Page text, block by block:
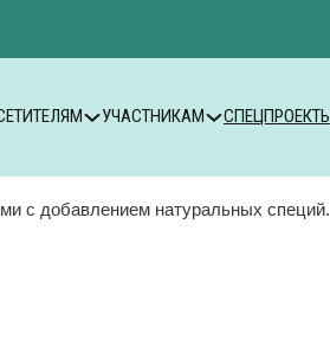
УЧАСТНИКАМ СПЕЦПРОЕКТЫ
с добавлением натуральных специй.